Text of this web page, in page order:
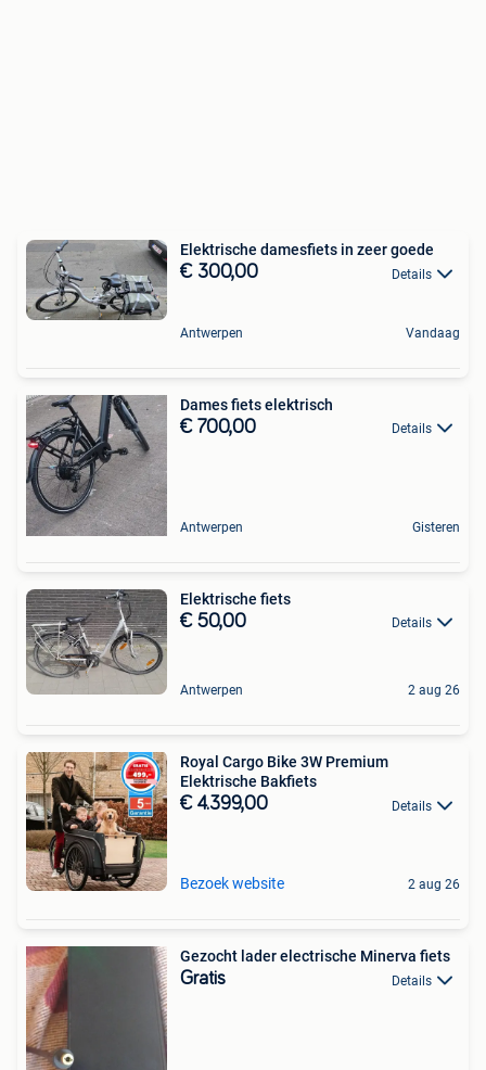
Elektrische damesfiets in zeer goede
€ 300,00 Details
Antwerpen Vandaag
Dames fiets elektrisch
€ 700,00 Details
Antwerpen Gisteren
Elektrische fiets
€ 50,00 Details
Antwerpen 2 aug 26
Royal Cargo Bike 3W Premium
Elektrische Bakfiets
€ 4.399,00 Details
Bezoek website 2 aug 26
Gezocht lader electrische Minerva fiets
Gratis Details